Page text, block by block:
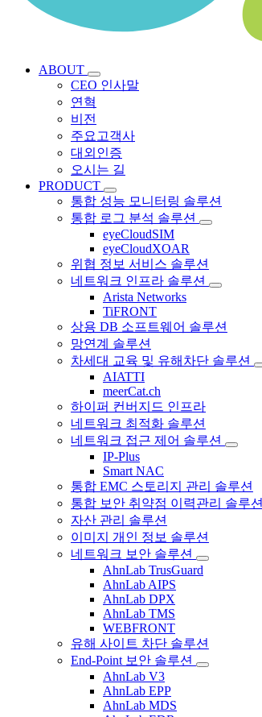
ABOUT
CEO 인사말
연혁
비전
주요고객사
대외인증
오시는 길
PRODUCT
통합 성능 모니터링 솔루션
통합 로그 분석 솔루션
eyeCloudSIM
eyeCloudXOAR
위협 정보 서비스 솔루션
네트워크 인프라 솔루션
Arista Networks
TiFRONT
상용 DB 소프트웨어 솔루션
망연계 솔루션
차세대 교육 및 유해차단 솔루션
AIATTI
meerCat.ch
하이퍼 컨버지드 인프라
네트워크 최적화 솔루션
네트워크 접근 제어 솔루션
IP-Plus
Smart NAC
통합 EMC 스토리지 관리 솔루션
통합 보안 취약점 이력관리 솔루션
자산 관리 솔루션
이미지 개인 정보 솔루션
네트워크 보안 솔루션
AhnLab TrusGuard
AhnLab AIPS
AhnLab DPX
AhnLab TMS
WEBFRONT
유해 사이트 차단 솔루션
End-Point 보안 솔루션
AhnLab V3
AhnLab EPP
AhnLab MDS